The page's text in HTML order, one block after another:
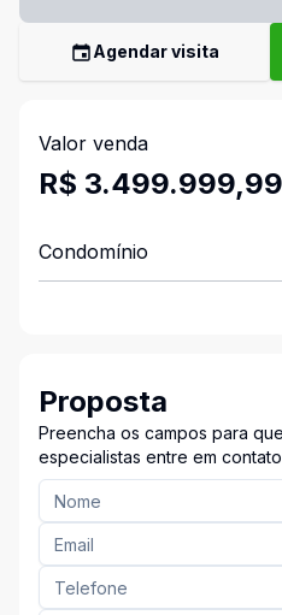
Agendar visita
Valor venda
R$ 3.499.999,99
Condomínio
Proposta
Preencha os campos para
especialistas entre em contato